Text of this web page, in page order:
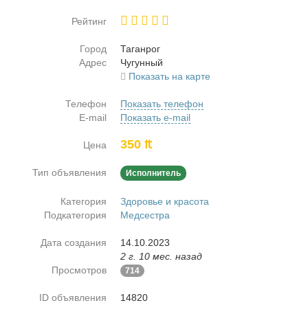
Рейтинг
Город
Та­ган­рог
Адрес
Чу­гун­ный
Показать на карте
Телефон
Показать телефон
E-mail
Показать e-mail
Цена 350 ₶
Тип объявления Исполнитель
Категория
Здоровье и красота
Подкатегория
Медсестра
Дата создания
14.10.2023
2 г. 10 мес. назад
Просмотров
714
ID объявления 14820